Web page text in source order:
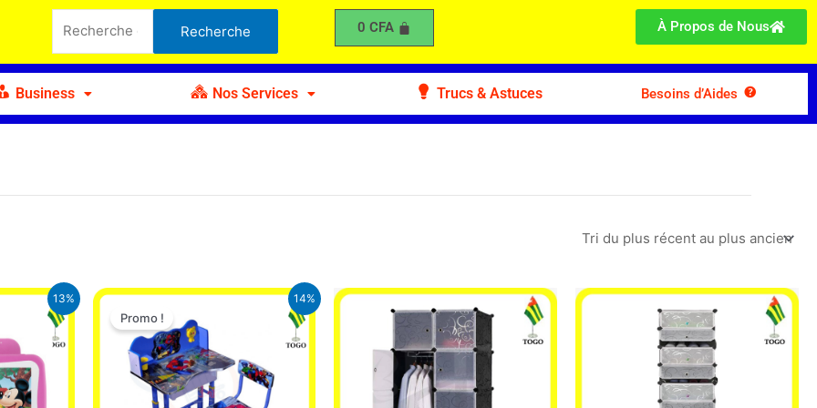
pour :
Recherche 0 CFA À Propos de Nous
Business Nos Services Trucs & Astuces Besoins d’Aides
13%
:
34.900 CFA.
14%
Promo !
Le
initial
était :
27.900 CFA.
Le
24.000 CFA.